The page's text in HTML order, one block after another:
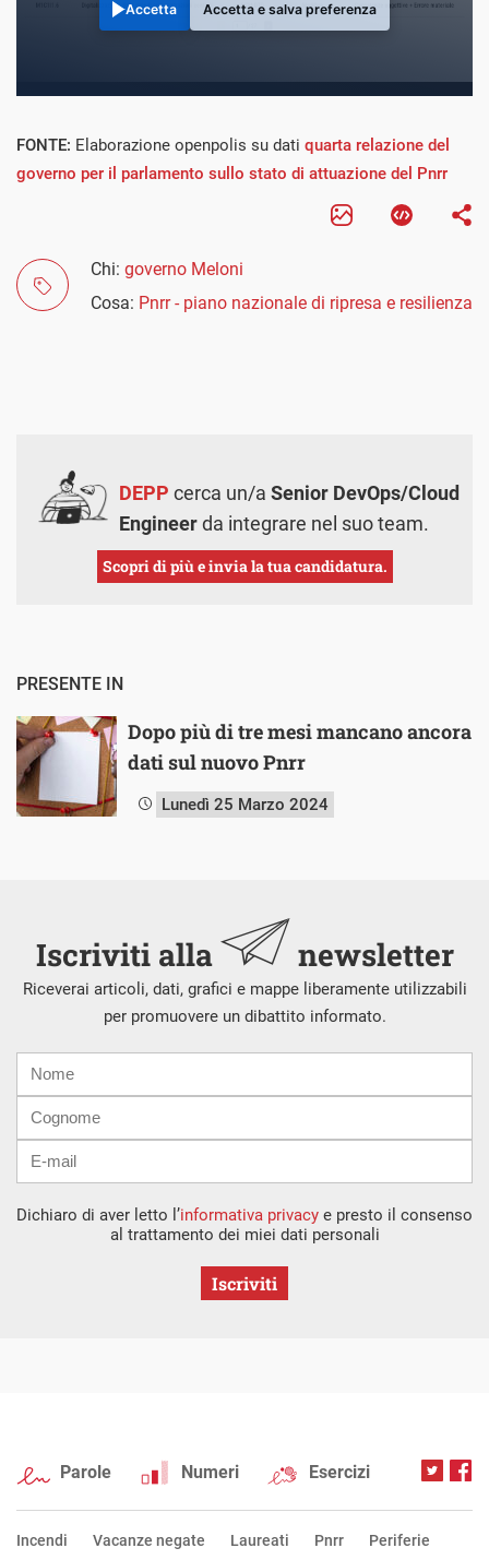
Accetta Accetta e salva preferenza
FONTE: Elaborazione openpolis su dati quarta relazione del
governo per il parlamento sullo stato di attuazione del Pnrr
Chi: governo Meloni
Cosa: Pnrr - piano nazionale di ripresa e resilienza
DEPP cerca un/a Senior DevOps/Cloud
Engineerda integrare nel suo team.
Scopri di più e invia la tua candidatura.
PRESENTE IN
Dopo più di tre mesi mancano ancora
dati sul nuovo Pnrr
Lunedì 25 Marzo 2024
Iscriviti alla newsletter
Riceverai articoli, dati, grafici e mappe liberamente utilizzabili
per promuovere un dibattito informato.
mail
Dichiaro di aver letto l’informativa privacy e presto il consenso
al trattamento dei miei dati personali
Iscriviti
Parole Numeri Esercizi
Incendi Vacanze negate Laureati Pnrr Periferie